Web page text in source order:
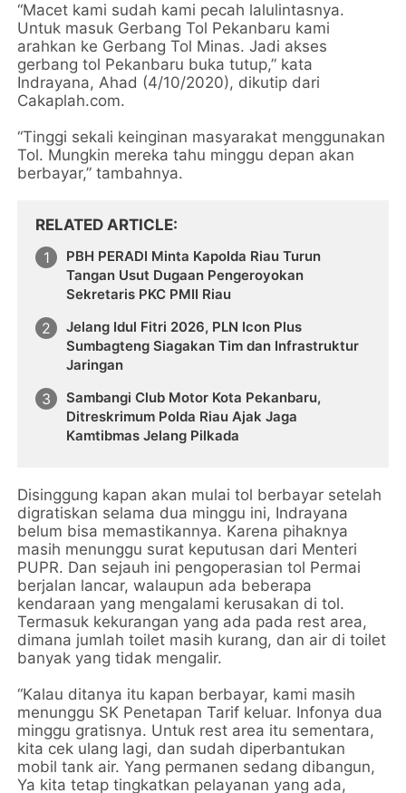
“Macet kami sudah kami pecah lalulintasnya.
Untuk masuk Gerbang Tol Pekanbaru kami
arahkan ke Gerbang Tol Minas. Jadi akses
gerbang tol Pekanbaru buka tutup,” kata
Indrayana, Ahad (4/10/2020), dikutip dari
Cakaplah.com.
“Tinggi sekali keinginan masyarakat menggunakan
Tol. Mungkin mereka tahu minggu depan akan
berbayar,” tambahnya.
RELATED ARTICLE
PBH PERADI Minta Kapolda Riau Turun
Tangan Usut Dugaan Pengeroyokan
Sekretaris PKC PMII Riau
Jelang Idul Fitri 2026, PLN Icon Plus
Sumbagteng Siagakan Tim dan Infrastruktur
Jaringan
Sambangi Club Motor Kota Pekanbaru,
Ditreskrimum Polda Riau Ajak Jaga
Kamtibmas Jelang Pilkada
Disinggung kapan akan mulai tol berbayar setelah
digratiskan selama dua minggu ini, Indrayana
belum bisa memastikannya. Karena pihaknya
masih menunggu surat keputusan dari Menteri
PUPR. Dan sejauh ini pengoperasian tol Permai
berjalan lancar, walaupun ada beberapa
kendaraan yang mengalami kerusakan di tol.
Termasuk kekurangan yang ada pada rest area,
dimana jumlah toilet masih kurang, dan air di toilet
banyak yang tidak mengalir.
“Kalau ditanya itu kapan berbayar, kami masih
menunggu SK Penetapan Tarif keluar. Infonya dua
minggu gratisnya. Untuk rest area itu sementara,
kita cek ulang lagi, dan sudah diperbantukan
mobil tank air. Yang permanen sedang dibangun,
Ya kita tetap tingkatkan pelayanan yang ada,